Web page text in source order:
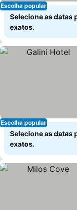
Escolha popular
Selecione as datas
exatos.
Escolha popular
Selecione as datas
exatos.